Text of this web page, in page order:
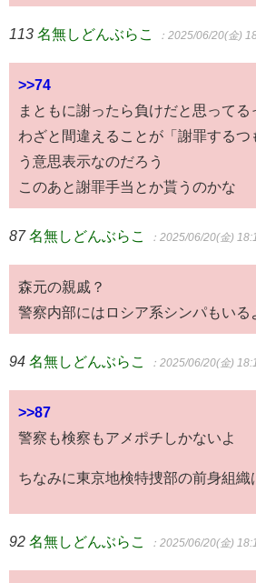
113 名無しどんぶらこ ：2025/06/20(金)
>>74
まともに謝ったら負けだと思ってる
わざと間違えることが「謝罪するつ
う意思表示なのだろう
このあと謝罪手当とか貰うのかな
87 名無しどんぶらこ ：2025/06/20(金)
森元の親戚？
警察内部にはロシア系シンパもいる
94 名無しどんぶらこ ：2025/06/20(金)
>>87
警察も検察もアメポチしかないよ
ちなみに東京地検特捜部の前身組織
92 名無しどんぶらこ ：2025/06/20(金)